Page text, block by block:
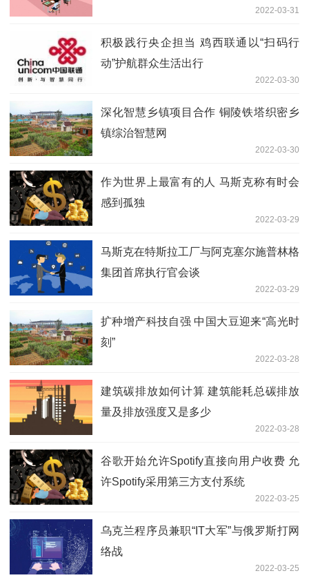
2022-03-31
积极践行央企担当 鸡西联通以“扫码行
动”护航群众生活出行
2022-03-30
深化智慧乡镇项目合作 铜陵铁塔织密乡
镇综治智慧网
2022-03-30
作为世界上最富有的人 马斯克称有时会
感到孤独
2022-03-29
马斯克在特斯拉工厂与阿克塞尔施普林格
集团首席执行官会谈
2022-03-29
扩种增产科技自强 中国大豆迎来“高光时
刻”
2022-03-28
建筑碳排放如何计算 建筑能耗总碳排放
量及排放强度又是多少
2022-03-28
谷歌开始允许Spotify直接向用户收费 允
许Spotify采用第三方支付系统
2022-03-25
乌克兰程序员兼职“IT大军”与俄罗斯打网
络战
2022-03-25